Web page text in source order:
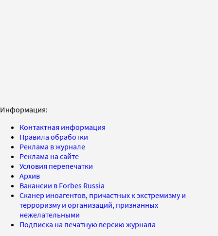
Информация:
Контактная информация
Правила обработки
Реклама в журнале
Реклама на сайте
Условия перепечатки
Архив
Вакансии в Forbes Russia
Сканер иноагентов, причастных к экстремизму и
терроризму и организаций, признанных
нежелательными
Подписка на печатную версию журнала